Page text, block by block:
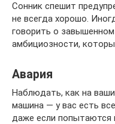
Сонник спешит
не всегда хорошо.
говорить о
амбициозности,
Авария
Наблюдать, как на
машина — у вас есть
даже если попытаются